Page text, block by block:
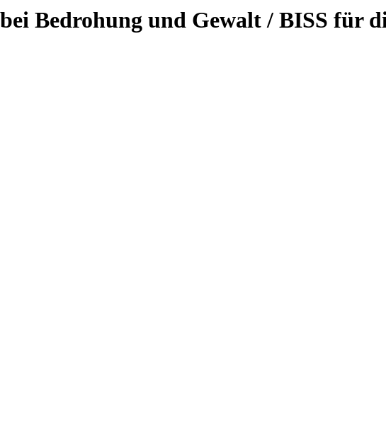
Bedrohung und Gewalt / BISS für